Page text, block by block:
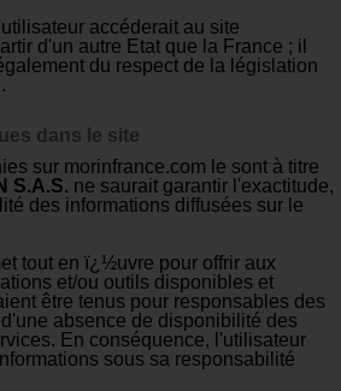
accéderait au site
d'un autre Etat que la France ; il
du respect de la législation
dans le site
sur morinfrance.com le sont à titre
S.A.S. ne saurait garantir l'exactitude,
des informations diffusées sur le
tout en ï¿½uvre pour offrir aux
et/ou outils disponibles et
être tenus pour responsables des
absence de disponibilité des
En conséquence, l'utilisateur
sous sa responsabilité